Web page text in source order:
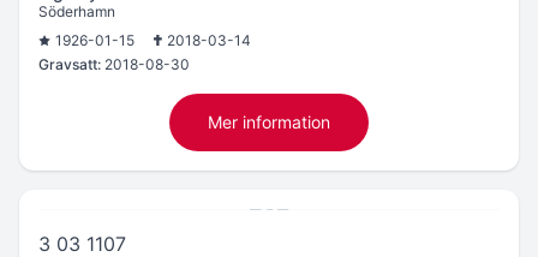
Söderhamn
1926-01-15
2018-03-14
Gravsatt: 2018-08-30
Mer information
3 03 1107